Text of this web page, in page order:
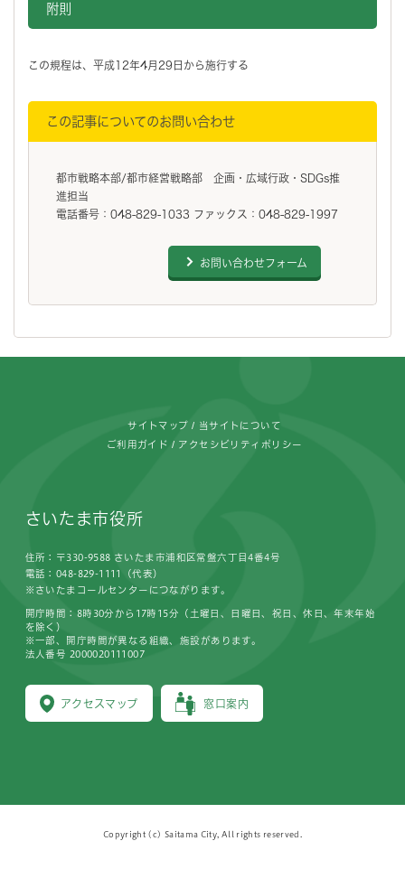
附則
この規程は、平成12年4月29日から施行する
この記事についてのお問い合わせ
都市戦略本部/都市経営戦略部 企画・広域行政・SDGs推
進担当
電話番号：048-829-1033 ファックス：048-829-1997
お問い合わせフォーム
サイトマップ 当サイトについて
ご利用ガイド アクセシビリティポリシー
さいたま市役所
住所：〒330-9588 さいたま市浦和区常盤六丁目4番4号
電話：048-829-1111（代表）
※さいたまコールセンターにつながります。
アクセスマップ 窓口案内
開庁時間：8時30分から17時15分（土曜日、日曜日、祝日、休日、年末年始
を除く）
※一部、開庁時間が異なる組織、施設があります。
法人番号 2000020111007
Copyright (c) Saitama City, All rights reserved.